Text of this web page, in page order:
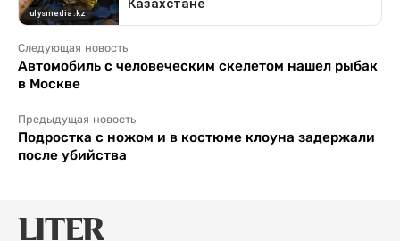
Следующая новость
Автомобиль с человеческим скелетом нашел рыбак
в Москве
Предыдущая новость
Подростка с ножом и в костюме клоуна задержали
после убийства